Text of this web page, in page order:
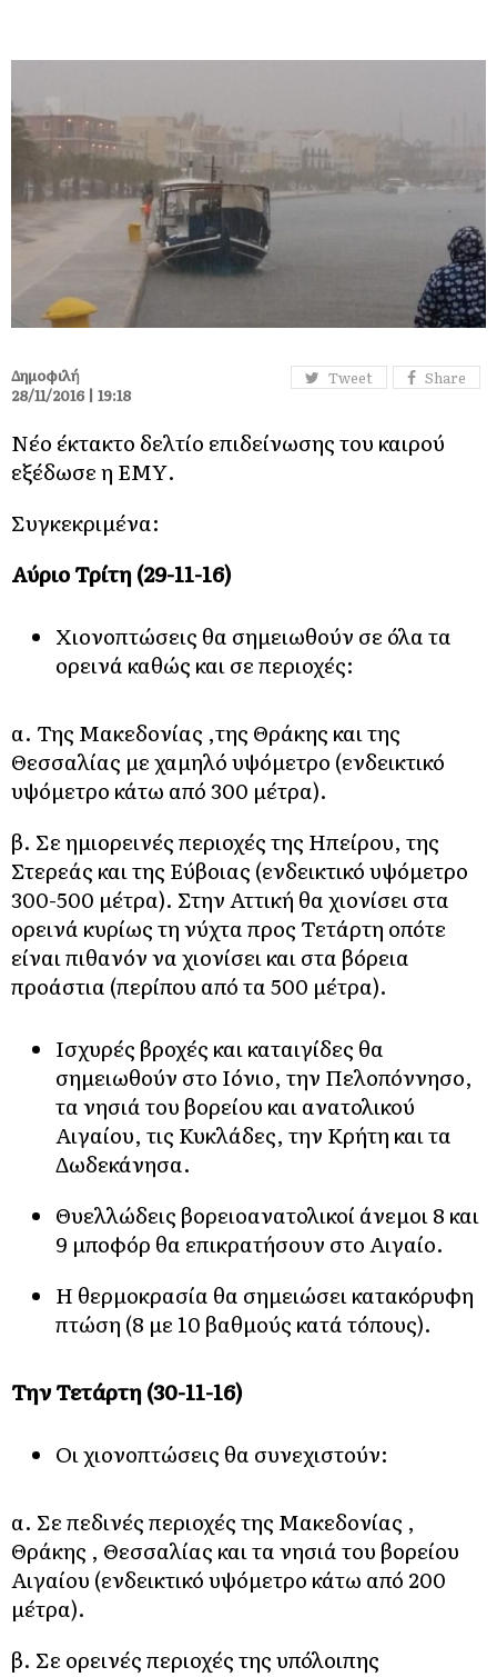
Tweet Share
Δημοφιλή
28/11/2016 | 19:18
Νέο έκτακτο δελτίο επιδείνωσης του καιρού
εξέδωσε η ΕΜΥ.
Συγκεκριμένα:
Αύριο Τρίτη (29-11-16)
Χιονοπτώσεις θα σημειωθούν σε όλα τα
ορεινά καθώς και σε περιοχές:
α. Της Μακεδονίας ,της Θράκης και της
Θεσσαλίας με χαμηλό υψόμετρο (ενδεικτικό
υψόμετρο κάτω από 300 μέτρα).
β. Σε ημιορεινές περιοχές της Ηπείρου, της
Στερεάς και της Εύβοιας (ενδεικτικό υψόμετρο
300-500 μέτρα). Στην Αττική θα χιονίσει στα
ορεινά κυρίως τη νύχτα προς Τετάρτη οπότε
είναι πιθανόν να χιονίσει και στα βόρεια
προάστια (περίπου από τα 500 μέτρα).
Ισχυρές βροχές και καταιγίδες θα
σημειωθούν στο Ιόνιο, την Πελοπόννησο,
τα νησιά του βορείου και ανατολικού
Αιγαίου, τις Κυκλάδες, την Κρήτη και τα
Δωδεκάνησα.
Θυελλώδεις βορειοανατολικοί άνεμοι 8 και
9 μποφόρ θα επικρατήσουν στο Αιγαίο.
Η θερμοκρασία θα σημειώσει κατακόρυφη
πτώση (8 με 10 βαθμούς κατά τόπους).
Την Τετάρτη (30-11-16)
Οι χιονοπτώσεις θα συνεχιστούν:
α. Σε πεδινές περιοχές της Μακεδονίας ,
Θράκης , Θεσσαλίας και τα νησιά του βορείου
Αιγαίου (ενδεικτικό υψόμετρο κάτω από 200
μέτρα).
β. Σε ορεινές περιοχές της υπόλοιπης